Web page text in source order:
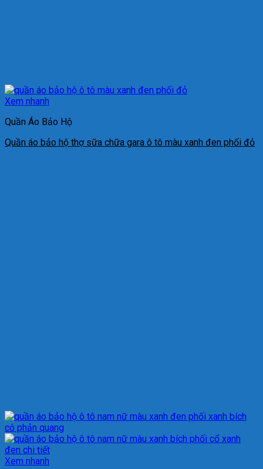
Xem nhanh
Quần Áo Bảo Hộ
Quần áo bảo hộ thợ sữa chữa gara ô tô màu xanh đen phối đỏ
Xem nhanh